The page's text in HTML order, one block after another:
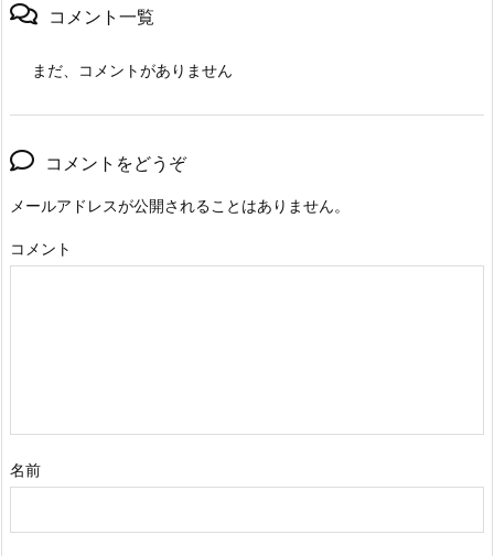
コメント一覧
まだ、コメントがありません
コメントをどうぞ
メールアドレスが公開されることはありません。
コメント
名前